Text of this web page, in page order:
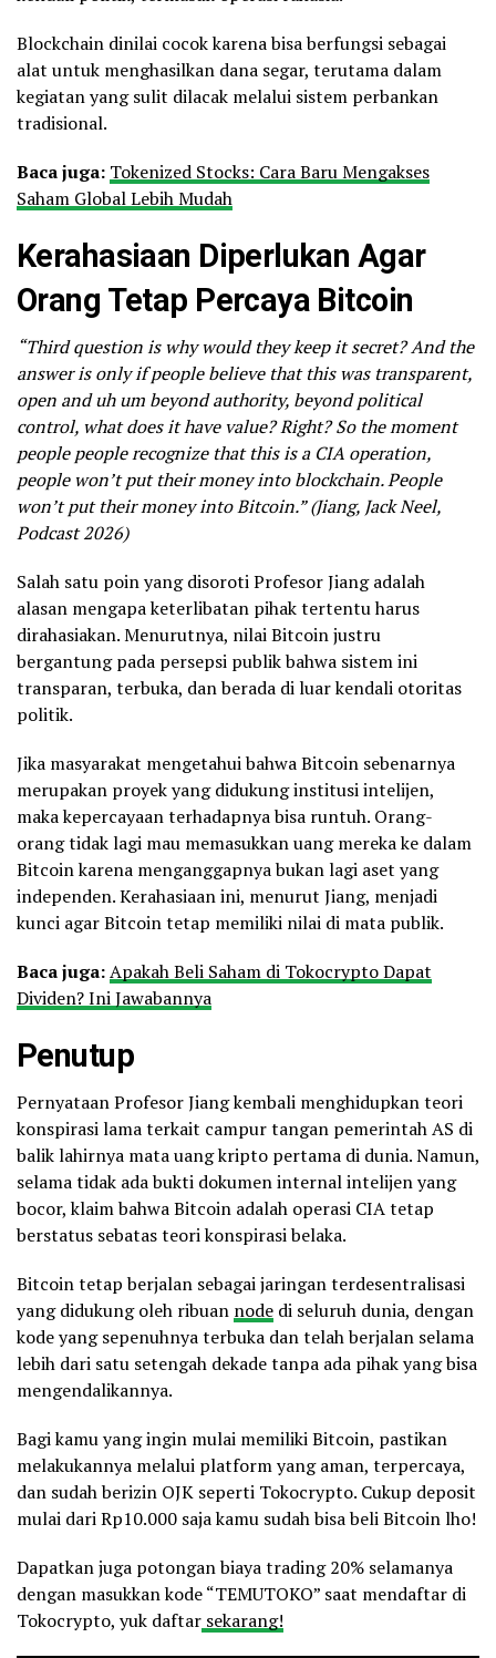
Blockchain dinilai cocok karena bisa berfungsi sebagai
alat untuk menghasilkan dana segar, terutama dalam
kegiatan yang sulit dilacak melalui sistem perbankan
tradisional.
Baca juga: Tokenized Stocks: Cara Baru Mengakses
Saham Global Lebih Mudah
Kerahasiaan Diperlukan Agar
Orang Tetap Percaya Bitcoin
“Third question is why would they keep it secret? And the
answer is only if people believe that this was transparent,
open and uh um beyond authority, beyond political
control, what does it have value? Right? So the moment
people people recognize that this is a CIA operation,
people won’t put their money into blockchain. People
won’t put their money into Bitcoin.” (Jiang, Jack Neel,
Podcast 2026)
Salah satu poin yang disoroti Profesor Jiang adalah
alasan mengapa keterlibatan pihak tertentu harus
dirahasiakan. Menurutnya, nilai Bitcoin justru
bergantung pada persepsi publik bahwa sistem ini
transparan, terbuka, dan berada di luar kendali otoritas
politik.
Jika masyarakat mengetahui bahwa Bitcoin sebenarnya
merupakan proyek yang didukung institusi intelijen,
maka kepercayaan terhadapnya bisa runtuh. Orang-
orang tidak lagi mau memasukkan uang mereka ke dalam
Bitcoin karena menganggapnya bukan lagi aset yang
independen. Kerahasiaan ini, menurut Jiang, menjadi
kunci agar Bitcoin tetap memiliki nilai di mata publik.
Baca juga:Apakah Beli Saham di Tokocrypto Dapat
Dividen? Ini Jawabannya
Penutup
Pernyataan Profesor Jiang kembali menghidupkan teori
konspirasi lama terkait campur tangan pemerintah AS di
balik lahirnya mata uang kripto pertama di dunia. Namun,
selama tidak ada bukti dokumen internal intelijen yang
bocor, klaim bahwa Bitcoin adalah operasi CIA tetap
berstatus sebatas teori konspirasi belaka.
Bitcoin tetap berjalan sebagai jaringan terdesentralisasi
yang didukung oleh ribuan node di seluruh dunia, dengan
kode yang sepenuhnya terbuka dan telah berjalan selama
lebih dari satu setengah dekade tanpa ada pihak yang bisa
mengendalikannya.
Bagi kamu yang ingin mulai memiliki Bitcoin, pastikan
melakukannya melalui platform yang aman, terpercaya,
dan sudah berizin OJK seperti Tokocrypto. Cukup deposit
mulai dari Rp10.000 saja kamu sudah bisa beli Bitcoin lho!
Dapatkan juga potongan biaya trading 20% selamanya
dengan masukkan kode “TEMUTOKO” saat mendaftar di
Tokocrypto, yuk daftar sekarang!